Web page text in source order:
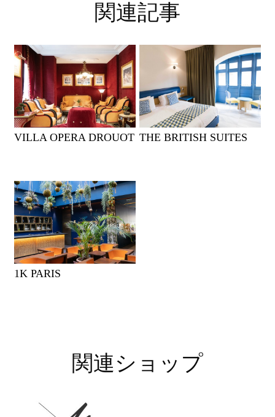
関連記事
VILLA OPERA DROUOT THE BRITISH SUITES
1K PARIS
関連ショップ